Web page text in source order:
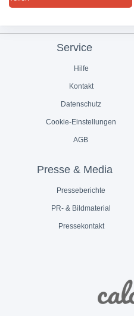
Service
Hilfe
Kontakt
Datenschutz
Cookie-Einstellungen
AGB
Presse & Media
Presseberichte
PR- & Bildmaterial
Pressekontakt